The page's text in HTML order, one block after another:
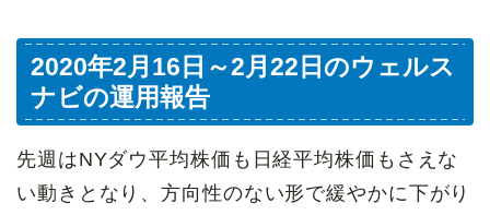
2020年2月16日～2月22日のウェルス
ナビの運用報告
先週はNYダウ平均株価も日経平均株価もさえな
い動きとなり、方向性のない形で緩やかに下がり